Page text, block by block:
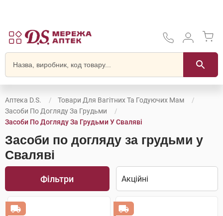
Аптека D.S.
Товари Для Вагітних Та Годуючих Мам
Засоби По Догляду За Грудьми
Засоби По Догляду За Грудьми У Сваляві
Засоби по догляду за грудьми у
Сваляві
Фільтри